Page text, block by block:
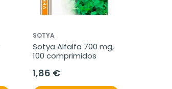
SOTYA
Sotya Alfalfa 700 mg,
100 comprimidos
1,86 €